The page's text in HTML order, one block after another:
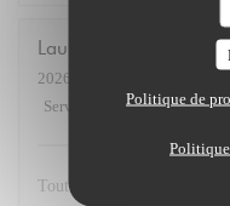
Politique de
Laurent
2026-07-21
Service
Ambiance: 5/
Tout était parfait : accueil